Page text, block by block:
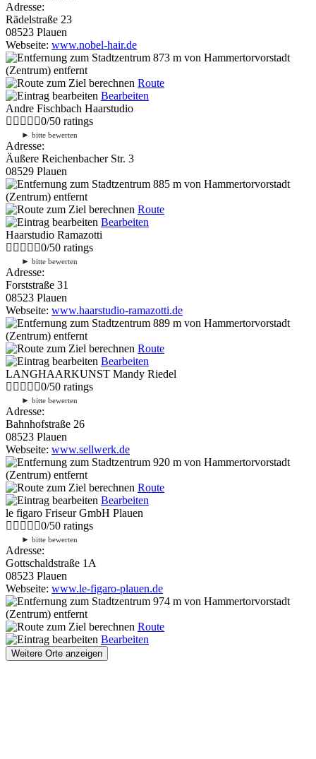
Adresse:
Rädelstraße 23
08523 Plauen
Webseite: www.nobel-hair.de
873 m von Hammertorvorstadt
(Zentrum) entfernt
Route
Bearbeiten
Andre Fischbach Haarstudio
0/50 ratings
► bitte bewerten
Adresse:
Äußere Reichenbacher Str. 3
08529 Plauen
885 m von Hammertorvorstadt
(Zentrum) entfernt
Route
Bearbeiten
Haarstudio Ramazotti
0/50 ratings
► bitte bewerten
Adresse:
Forststraße 31
08523 Plauen
Webseite: www.haarstudio-ramazotti.de
889 m von Hammertorvorstadt
(Zentrum) entfernt
Route
Bearbeiten
LANGHAARKUNST Mandy Riedel
0/50 ratings
► bitte bewerten
Adresse:
Bahnhofstraße 26
08523 Plauen
Webseite: www.sellwerk.de
920 m von Hammertorvorstadt
(Zentrum) entfernt
Route
Bearbeiten
le figaro Friseur GmbH Plauen
0/50 ratings
► bitte bewerten
Adresse:
Gottschaldstraße 1A
08523 Plauen
Webseite: www.le-figaro-plauen.de
974 m von Hammertorvorstadt
(Zentrum) entfernt
Route
Bearbeiten
Weitere Orte anzeigen